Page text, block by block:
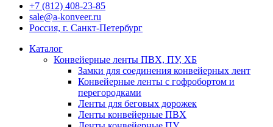
+7 (812) 408-23-85
sale@a-konveer.ru
Россия, г. Санкт-Петербург
Каталог
Конвейерные ленты ПВХ, ПУ, ХБ
Замки для соединения конвейерных лент
Конвейерные ленты с гофробортом и
перегородками
Ленты для беговых дорожек
Ленты конвейерные ПВХ